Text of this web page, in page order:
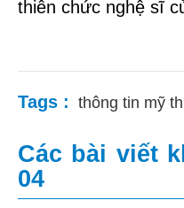
thiên chức nghệ sĩ
Tags : thông tin mỹ
Các bài viết
04